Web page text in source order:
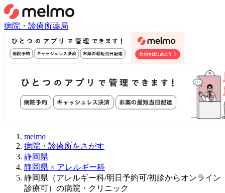
病院・診療所薬局
melmo
病院・診療所をさがす
静岡県
静岡県 × アレルギー科
静岡県（アレルギー科/明日予約可/初診からオンライン
診療可）の病院・クリニック